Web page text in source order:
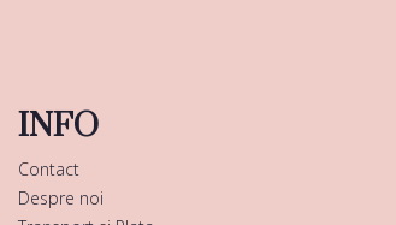
INFO
Contact
Despre noi